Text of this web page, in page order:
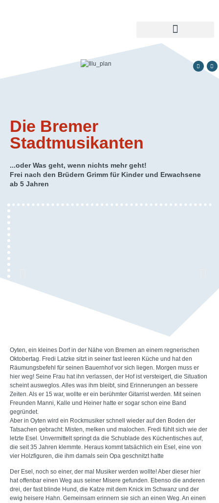
Die Bremer
Stadtmusikanten
...oder Was geht, wenn nichts mehr geht!
Frei nach den Brüdern Grimm für Kinder und Erwachsene
ab 5 Jahren
Oyten, ein kleines Dorf in der Nähe von Bremen an einem regnerischen
Oktobertag. Fredi Latzke sitzt in seiner fast leeren Küche und hat den
Räumungsbefehl für seinen Bauernhof vor sich liegen. Morgen muss er
hier weg! Seine Frau hat ihn verlassen, der Hof ist versteigert, die Situation
scheint ausweglos. Alles was ihm bleibt, sind Erinnerungen an bessere
Zeiten. Als er 15 war, wollte er ein berühmter Gitarrist werden. Mit seinen
Freunden Manni, Kalle und Heiner hatte er sogar schon eine Band
gegründet.
Aber in Oyten wird ein Rockmusiker schnell wieder auf den Boden der
Tatsachen gebracht: Misten, melken und malochen. Fredi fühlt sich wie der
letzte Esel. Unvermittelt springt da die Schublade des Küchentisches auf,
die seit 35 Jahren klemmte. Heraus kommt tatsächlich ein Esel, eine von
vier Holzfiguren, die ihm damals sein Opa geschnitzt hatte
Der Esel, noch so einer, der mal Musiker werden wollte! Aber dieser hier
hat offenbar einen Weg aus seiner Misere gefunden. Ebenso die anderen
drei, der fast blinde Hund, die Katze mit dem Knick im Schwanz und der
ewig heisere Hahn. Gemeinsam erinnern sie sich an einen Weg. An einen